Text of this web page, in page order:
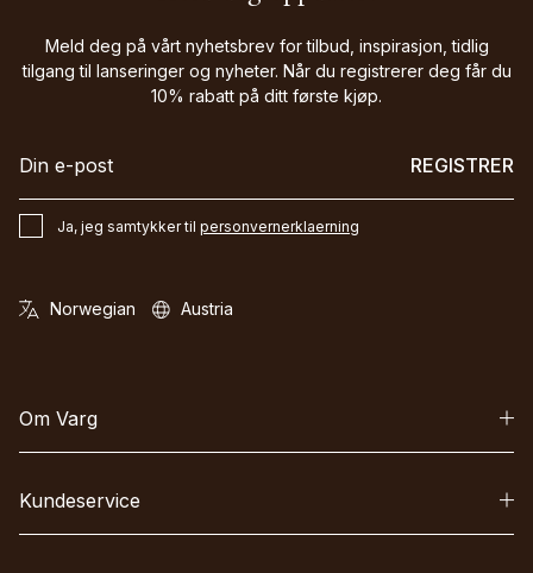
Meld deg på vårt nyhetsbrev for tilbud, inspirasjon, tidlig
tilgang til lanseringer og nyheter. Når du registrerer deg får du
10% rabatt på ditt første kjøp.
REGISTRER
Ja, jeg samtykker til personvernerklaerning
Om Varg
Kundeservice